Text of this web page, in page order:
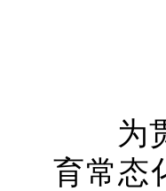
为贯
育常态